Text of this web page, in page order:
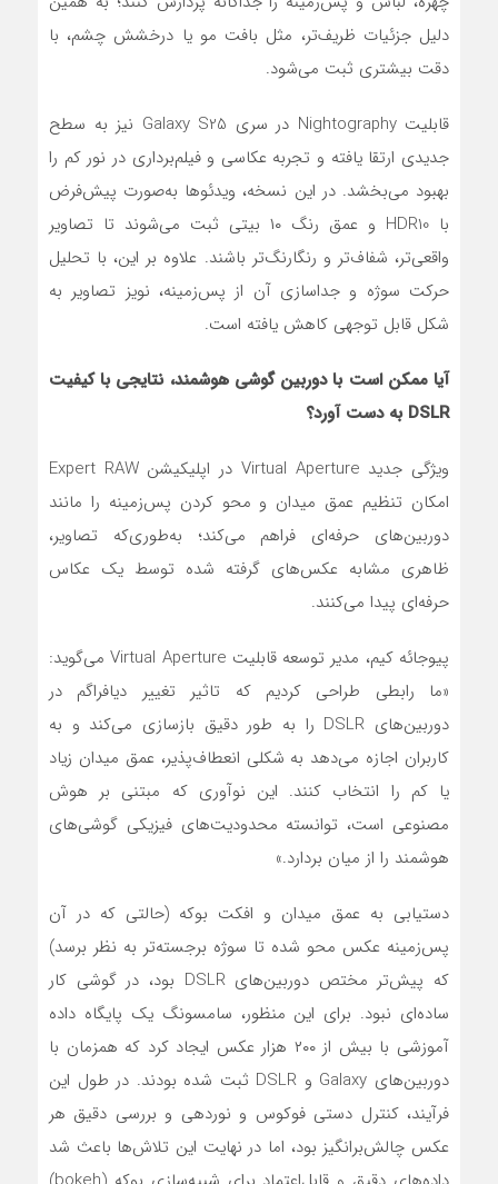
دلیل جزئیات ظریف‌تر، مثل بافت مو یا درخشش چشم، با
دقت بیشتری ثبت می‌شود.
قابلیت Nightography در سری Galaxy S25 نیز به سطح
جدیدی ارتقا یافته و تجربه عکاسی و فیلم‌برداری در نور کم را
بهبود می‌بخشد. در این نسخه، ویدئوها به‌صورت پیش‌فرض
با HDR10 و عمق رنگ ۱۰ بیتی ثبت می‌شوند تا تصاویر
واقعی‌تر، شفاف‌تر و رنگارنگ‌تر باشند. علاوه بر این، با تحلیل
حرکت سوژه و جداسازی آن از پس‌زمینه، نویز تصاویر به
شکل قابل توجهی کاهش یافته است.
آیا ممکن است با دوربین گوشی هوشمند، نتایجی با کیفیت
DSLR به دست آورد؟
ویژگی جدید Virtual Aperture در اپلیکیشن Expert RAW
امکان تنظیم عمق میدان و محو کردن پس‌زمینه را مانند
دوربین‌های حرفه‌ای فراهم می‌کند؛ به‌طوری‌که تصاویر،
ظاهری مشابه عکس‌های گرفته شده توسط یک عکاس
حرفه‌ای پیدا می‌کنند.
پیوجائه کیم، مدیر توسعه قابلیت Virtual Aperture می‌گوید:
«ما رابطی طراحی کردیم که تاثیر تغییر دیافراگم در
دوربین‌های DSLR را به ‌طور دقیق بازسازی می‌کند و به
کاربران اجازه می‌دهد به ‌شکلی انعطاف‌پذیر، عمق میدان زیاد
یا کم‌ را انتخاب کنند. این نوآوری که مبتنی بر هوش
مصنوعی است، توانسته محدودیت‌های فیزیکی گوشی‌های
هوشمند را از میان بردارد.»
دستیابی به عمق میدان و افکت بوکه (حالتی که در آن
پس‌زمینه عکس محو شده تا سوژه برجسته‌تر به نظر برسد)
که پیش‌تر مختص دوربین‌های DSLR بود، در گوشی کار
ساده‌ای نبود. برای این منظور، سامسونگ یک پایگاه داده
آموزشی با بیش از ۲۰۰ هزار عکس ایجاد کرد که همزمان با
دوربین‌های Galaxy و DSLR ثبت شده بودند. در طول این
فرآیند، کنترل دستی فوکوس و نوردهی و بررسی دقیق هر
عکس چالش‌برانگیز بود، اما در نهایت این تلاش‌ها باعث شد